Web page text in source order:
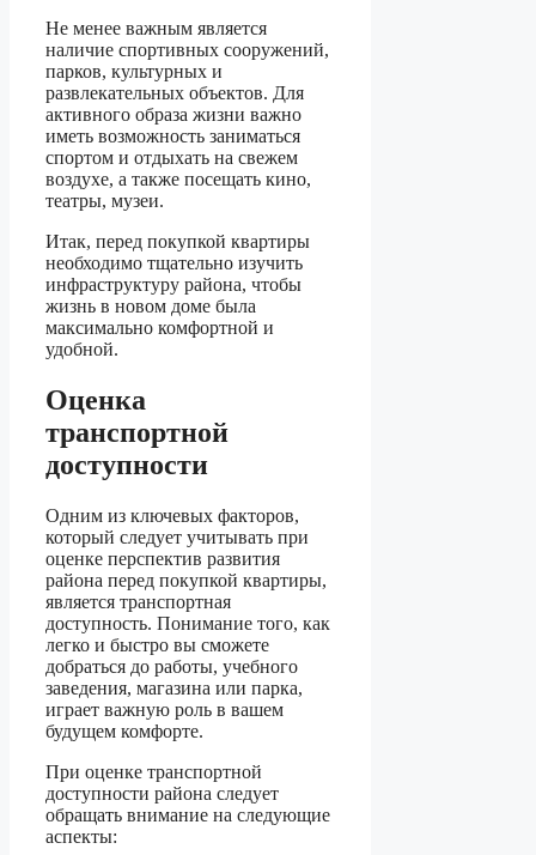
Не менее важным является
наличие спортивных сооружений,
парков, культурных и
развлекательных объектов. Для
активного образа жизни важно
иметь возможность заниматься
спортом и отдыхать на свежем
воздухе, а также посещать кино,
театры, музеи.
Итак, перед покупкой квартиры
необходимо тщательно изучить
инфраструктуру района, чтобы
жизнь в новом доме была
максимально комфортной и
удобной.
Оценка
транспортной
доступности
Одним из ключевых факторов,
который следует учитывать при
оценке перспектив развития
района перед покупкой квартиры,
является транспортная
доступность. Понимание того, как
легко и быстро вы сможете
добраться до работы, учебного
заведения, магазина или парка,
играет важную роль в вашем
будущем комфорте.
При оценке транспортной
доступности района следует
обращать внимание на следующие
аспекты: